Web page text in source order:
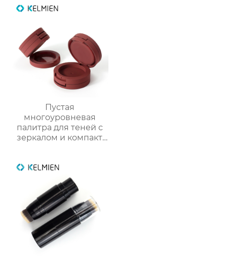
новогодним
поставки с завода
Пустая
многоуровневая
палитра для теней с
зеркалом и компакт